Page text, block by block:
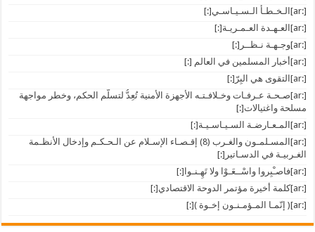
[:ar]الـخـطـأ الـسـيـاسـي[:]
[:ar]العـهـدة العـمـريـة[:]
[:ar]وجـهـة نـظــر[:]
[:ar]أخبار المسلمين في العالم [:]
[:ar]التقوى هي البِرّ[:]
[:ar]صـحـة عـرفـات وخـلافـتـه الأجهزة الأمنية تُعِدُّ لتسلُّم الحكم، وخطر مواجهة
مسلحة واغتيالات[:]
[:ar]المـعـارضـة السـيـاسـيـة[:]
[:ar]المسـلمـون والغـرب (8) إقـصـاء الإسـلام عن الـحـكـم وإدخال الأنظـمة
الغـربيـة في الدسـاتير[:]
[:ar]فاصـْبِروا واسْــعَـوْا ولا تَهِـنـوا[:]
[:ar]كلمة أخيرة مؤتمر الدوحة الاقتصادي[:]
[:ar]( إنّمـا المـؤمـنـون إخـوة )[:]